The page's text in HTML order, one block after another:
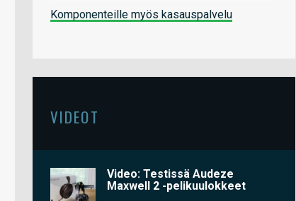
Komponenteille myös kasauspalvelu
VIDEOT
Video: Testissä Audeze
Maxwell 2 -pelikuulokkeet